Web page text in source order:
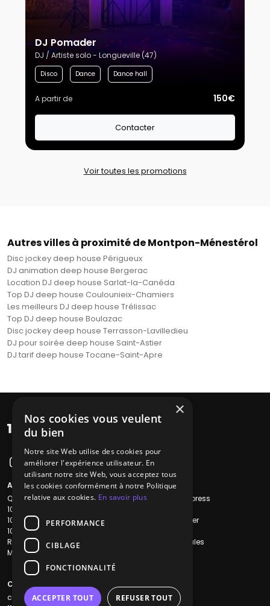
DJ Pomader
DJ / Artiste solo - Longueville (47)
Disco Dance Dance hall
A partir de 150€
Contacter
Voir toutes les promotions
Autres villes à proximité de Montpon-Ménestérol
Disc jockey deep house Périgueux
DJ animation deep house Bergerac
Location DJ deep house Sarlat-la-Canéda
Top DJ deep house Coulounieix-Chamiers
Les meilleurs DJ deep house Trélissac
Top DJ deep house Boulazac
Disc jockey deep house Terrasson-Lavilledieu
DJ pour soirée deep house Saint-Astier
DJ tarif deep house Tocane-Saint-Apre
A propos
Qui sommes-nous ?
1001Salles
1001Salles PRO
1001Traiteurs
Reserverunbar
MP2
Liens utiles
Recherche Express
Nous contacter
Mentions légales
Contacts
contact@1001dj.com
×
Nos cookies vous veulent
du bien
Notre site Web utilise des cookies pour
améliorer l'expérience utilisateur. En
utilisant notre site Web, vous acceptez tous
les cookies conformément à notre Politique
relative aux cookies. En savoir plus
PERFORMANCE
CIBLAGE
FONCTIONNALITÉ
ACCEPTER TOUT REFUSER TOUT